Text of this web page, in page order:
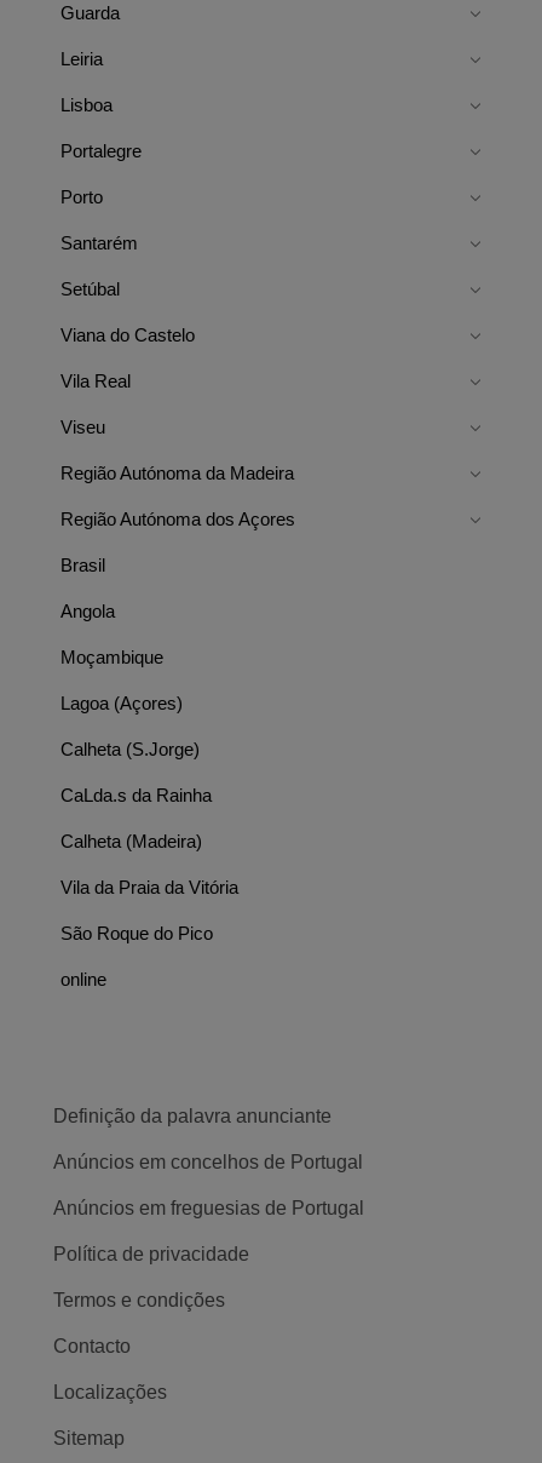
Guarda
Leiria
Lisboa
Portalegre
Porto
Santarém
Setúbal
Viana do Castelo
Vila Real
Viseu
Região Autónoma da Madeira
Região Autónoma dos Açores
Brasil
Angola
Moçambique
Lagoa (Açores)
Calheta (S.Jorge)
CaLda.s da Rainha
Calheta (Madeira)
Vila da Praia da Vitória
São Roque do Pico
online
Definição da palavra anunciante
Anúncios em concelhos de Portugal
Anúncios em freguesias de Portugal
Política de privacidade
Termos e condições
Contacto
Localizações
Sitemap